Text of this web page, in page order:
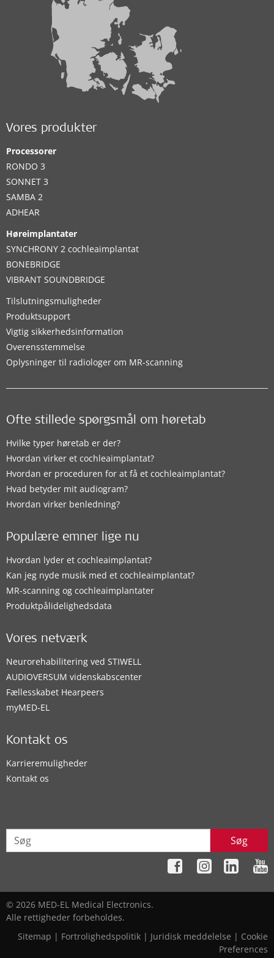
Vores produkter
Processorer
RONDO 3
SONNET 3
SAMBA 2
ADHEAR
Høreimplantater
SYNCHRONY 2 cochleaimplantat
BONEBRIDGE
VIBRANT SOUNDBRIDGE
Tilslutningsmuligheder
Produktsupport
Vigtig sikkerhedsinformation
Overensstemmelse
Oplysninger til radiologer om MR-scanning
Ofte stillede spørgsmål om høretab
Hvilke typer høretab er der?
Hvordan virker et cochleaimplantat?
Hvordan er proceduren for at få et cochleaimplantat?
Hvad betyder mit audiogram?
Hvordan virker benledning?
Populære emner lige nu
Hvordan lyder et cochleaimplantat?
Kan jeg nyde musik med et cochleaimplantat?
MR-scanning og cochleaimplantater
Produktpålidelighedsdata
Vores netværk
Neurorehabilitering ved STIWELL
AUDIOVERSUM videnskabscenter
Fællesskabet Hearpeers
myMED‑EL
Kontakt os
Karrieremuligheder
Kontakt os
Søg
© 2026 MED-EL Medical Electronics.
Alle rettigheder forbeholdes.
Sitemap | Fortrolighedspolitik | Juridisk meddelelse | Cookie
Preferences